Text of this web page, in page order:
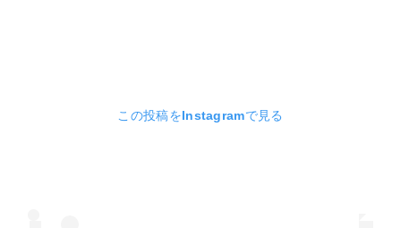
この投稿をInstagramで見る